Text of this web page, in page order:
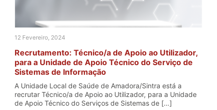
12 Fevereiro, 2024
Recrutamento: Técnico/a de Apoio ao Utilizador,
para a Unidade de Apoio Técnico do Serviço de
Sistemas de Informação
A Unidade Local de Saúde de Amadora/Sintra está a
recrutar Técnico/a de Apoio ao Utilizador, para a Unidade
de Apoio Técnico do Serviços de Sistemas de […]